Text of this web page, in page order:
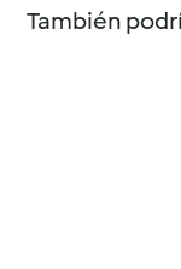
También